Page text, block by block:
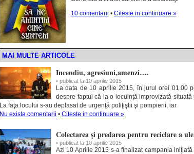
10 comentarii • Citeste in continuare »
MAI MULTE ARTICOLE
Incendiu, agresiuni,amenzi….
• publicat la 10 aprilie 2015
La data de 10 aprilie 2015, în jurul orei 01.00
despre faptul că la o locuinţă improvizată
La faţa locului s-au deplasat de urgenţă poliţiştii şi pompierii, iar
Nu exista comentarii • Citeste in continuare »
Colectarea şi predarea pentru reciclare a
• publicat la 10 aprilie 2015
Azi 10 Aprilie 2015 s-a finalizat campania